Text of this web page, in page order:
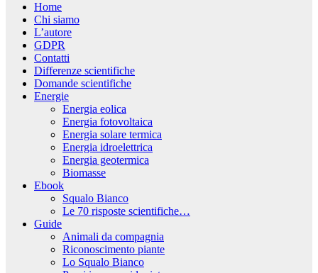
Home
Chi siamo
L’autore
GDPR
Contatti
Differenze scientifiche
Domande scientifiche
Energie
Energia eolica
Energia fotovoltaica
Energia solare termica
Energia idroelettrica
Energia geotermica
Biomasse
Ebook
Squalo Bianco
Le 70 risposte scientifiche…
Guide
Animali da compagnia
Riconoscimento piante
Lo Squalo Bianco